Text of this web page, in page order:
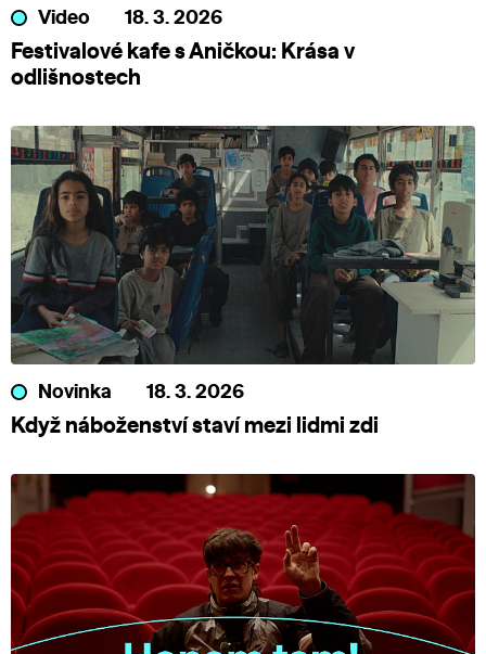
Video 18. 3. 2026
Festivalové kafe s Aničkou: Krása v
odlišnostech
Novinka 18. 3. 2026
Když náboženství staví mezi lidmi zdi